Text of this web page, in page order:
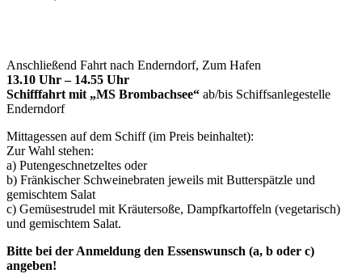
Anschließend Fahrt nach Enderndorf, Zum Hafen
13.10 Uhr – 14.55 Uhr
Schifffahrt mit „MS Brombachsee“ ab/bis Schiffsanlegestelle
Enderndorf
Mittagessen auf dem Schiff (im Preis beinhaltet):
Zur Wahl stehen:
a) Putengeschnetzeltes oder
b) Fränkischer Schweinebraten jeweils mit Butterspätzle und
gemischtem Salat
c) Gemüsestrudel mit Kräutersoße, Dampfkartoffeln (vegetarisch)
und gemischtem Salat.
Bitte bei der Anmeldung den Essenswunsch (a, b oder c)
angeben!